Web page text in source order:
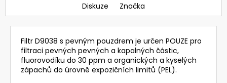
Diskuze
Značka
Filtr D9038 s pevným pouzdrem je určen POUZE pro
filtraci pevných pevných a kapalných částic,
fluorovodíku do 30 ppm a organických a kyselých
zápachů do úrovně expozičních limitů (PEL).